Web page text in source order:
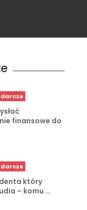
finansowe do
który
– komu …